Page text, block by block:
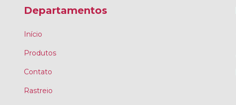
Departamentos
Início
Produtos
Contato
Rastreio